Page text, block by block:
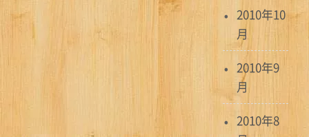
2010年10
月
2010年9
月
2010年8